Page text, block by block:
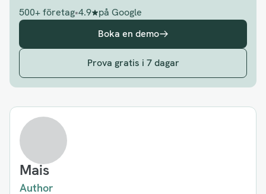
500+ företag•4.9
på Google
Boka en demo
Prova gratis i 7 dagar
Mais
Author